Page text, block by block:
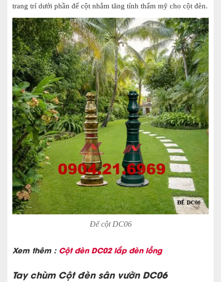
trang trí dưới phần đế cột nhằm tăng tính thẩm mỹ cho cột đèn.
Đế cột DC06
Xem thêm : Cột đèn DC02 lắp đèn lồng
Tay chùm Cột đèn sân vườn DC06